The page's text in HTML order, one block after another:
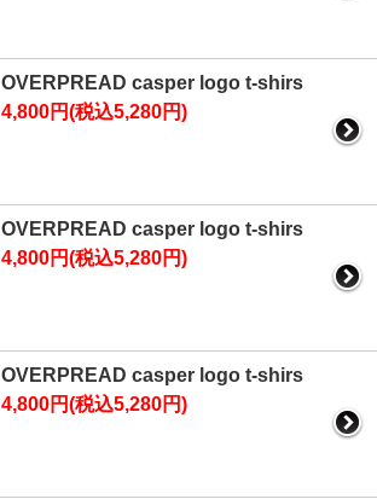
OVERPREAD casper logo t-shirs
4,800円(税込5,280円)
OVERPREAD casper logo t-shirs
4,800円(税込5,280円)
OVERPREAD casper logo t-shirs
4,800円(税込5,280円)